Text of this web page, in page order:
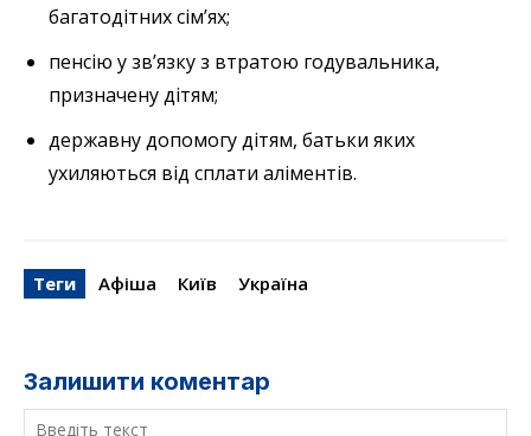
багатодітних сім’ях;
пенсію у зв’язку з втратою годувальника,
призначену дітям;
державну допомогу дітям, батьки яких
ухиляються від сплати аліментів.
Теги Афіша Київ Україна
Залишити коментар